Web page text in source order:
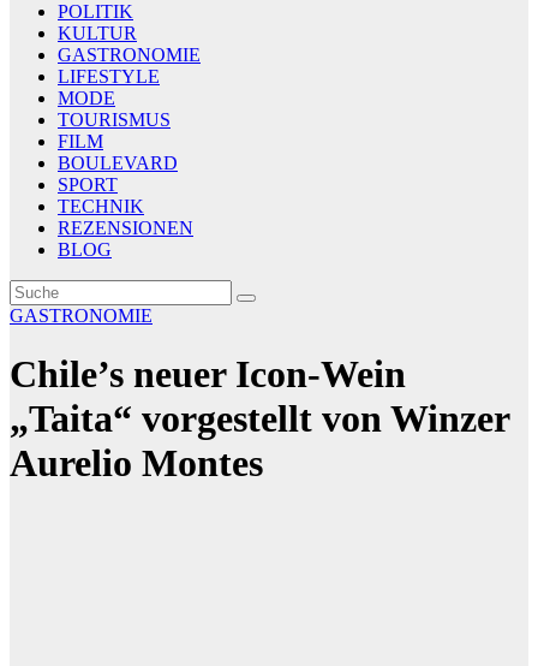
POLITIK
KULTUR
GASTRONOMIE
LIFESTYLE
MODE
TOURISMUS
FILM
BOULEVARD
SPORT
TECHNIK
REZENSIONEN
BLOG
GASTRONOMIE
Chile’s neuer Icon-Wein
„Taita“ vorgestellt von Winzer
Aurelio Montes